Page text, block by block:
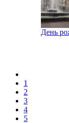
День
1
2
3
4
5